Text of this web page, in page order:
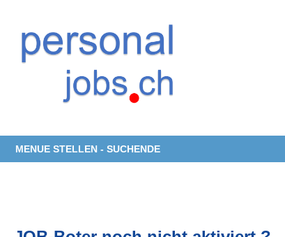
MENUE STELLEN - SUCHENDE